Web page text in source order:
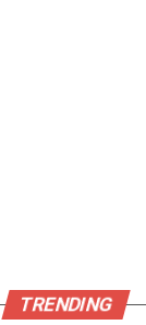
TRENDING